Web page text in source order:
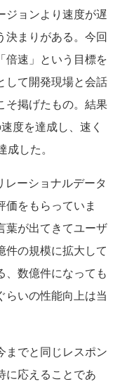
ジョンより速度が遅
決まりがある。今回
倍速」という目標を
して開発現場と会話
そ掲げたもの。結果
度を達成し、速く
した。
ーショナルデータ
をもらっていま
葉が出てきてユーザ
件の規模に拡大して
、数億件になっても
らいの性能向上は当
でと同じレスポン
に応えることであ